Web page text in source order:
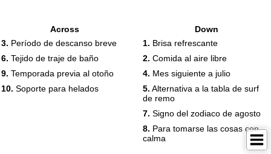
Across
3. Período de descanso breve
6. Tejido de traje de baño
9. Temporada previa al otoño
10. Soporte para helados
Down
1. Brisa refrescante
2. Comida al aire libre
4. Mes siguiente a julio
5. Alternativa a la tabla de surf
de remo
7. Signo del zodiaco de agosto
8. Para tomarse las cosas con
calma